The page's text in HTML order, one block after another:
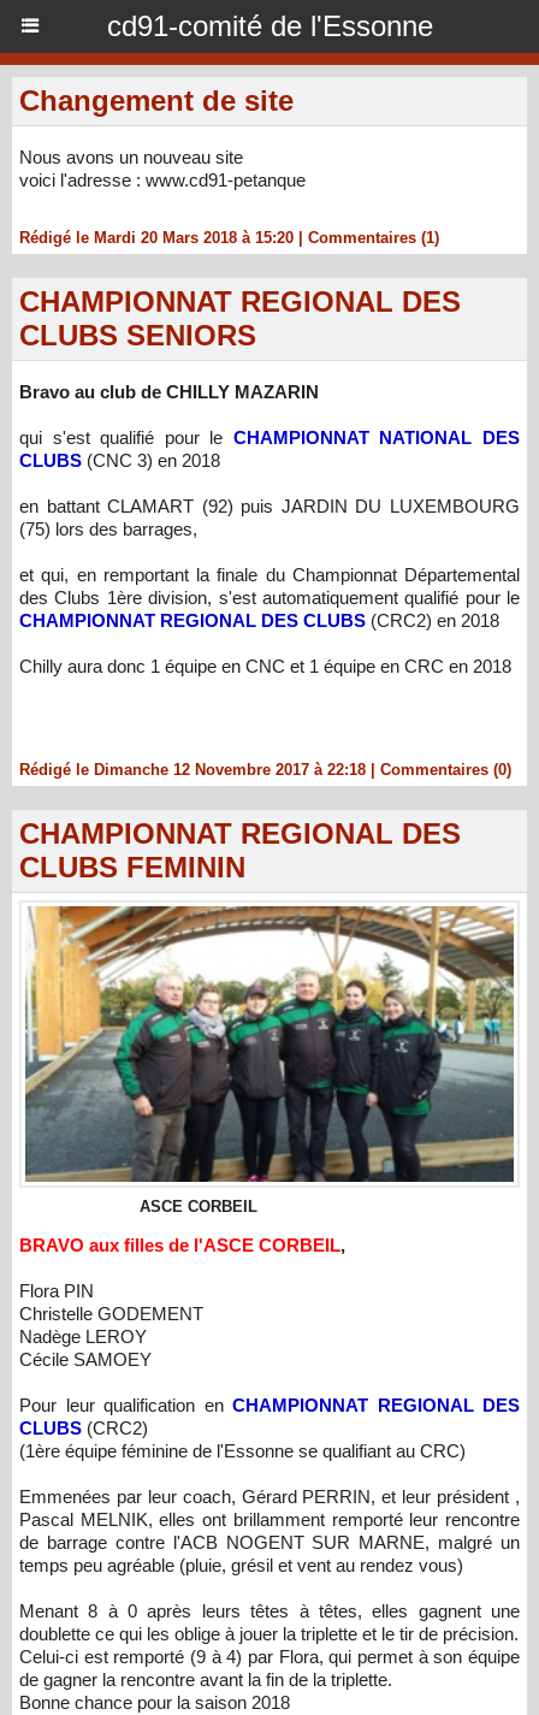
cd91-comité de l'Essonne
Changement de site
Nous avons un nouveau site
voici l'adresse : www.cd91-petanque
Rédigé le Mardi 20 Mars 2018 à 15:20 Commentaires (1)
CHAMPIONNAT REGIONAL DES
CLUBS SENIORS
Bravo au club de CHILLY MAZARIN
qui s'est qualifié pour le CHAMPIONNAT NATIONAL DES
CLUBS (CNC 3) en 2018
en battant CLAMART (92) puis JARDIN DU LUXEMBOURG
(75) lors des barrages,
et qui, en remportant la finale du Championnat Départemental
des Clubs 1ère division, s'est automatiquement qualifié pour le
CHAMPIONNAT REGIONAL DES CLUBS (CRC2) en 2018
Chilly aura donc 1 équipe en CNC et 1 équipe en CRC en 2018
Rédigé le Dimanche 12 Novembre 2017 à 22:18 Commentaires (0)
CHAMPIONNAT REGIONAL DES
CLUBS FEMININ
ASCE CORBEIL
BRAVO aux filles de l'ASCE CORBEIL,
Flora PIN
Christelle GODEMENT
Nadège LEROY
Cécile SAMOEY
Pour leur qualification en CHAMPIONNAT REGIONAL DES
CLUBS (CRC2)
(1ère équipe féminine de l'Essonne se qualifiant au CRC)
Emmenées par leur coach, Gérard PERRIN, et leur président ,
Pascal MELNIK, elles ont brillamment remporté leur rencontre
de barrage contre l'ACB NOGENT SUR MARNE, malgré un
temps peu agréable (pluie, grésil et vent au rendez vous)
Menant 8 à 0 après leurs têtes à têtes, elles gagnent une
doublette ce qui les oblige à jouer la triplette et le tir de précision.
Celui-ci est remporté (9 à 4) par Flora, qui permet à son équipe
de gagner la rencontre avant la fin de la triplette.
Bonne chance pour la saison 2018